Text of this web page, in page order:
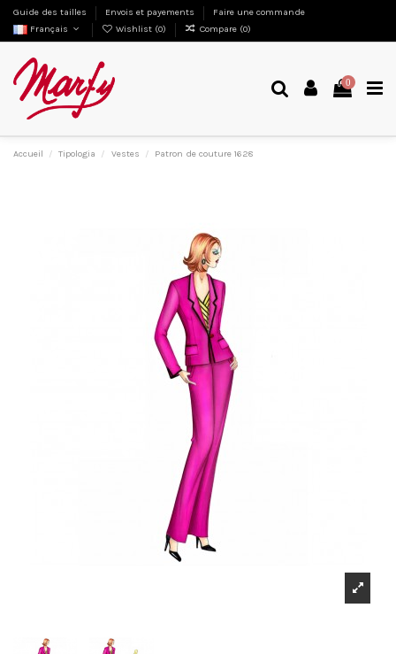
Guide des tailles Envois et payements
Faire une commande
Français
Wishlist (0) Compare (0)
0
Accueil Tipologia Vestes Patron de couture 1628